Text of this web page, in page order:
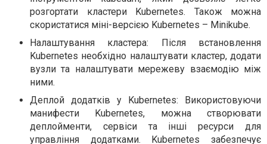
розгортати кластери Kubernetes. Також можна
скористатися міні-версією Kubernetes – Minikube.
Налаштування кластера: Після встановлення
Kubernetes необхідно налаштувати кластер, додати
вузли та налаштувати мережеву взаємодію між
ними.
Деплой додатків у Kubernetes: Використовуючи
манифести Kubernetes, можна створювати
деплойменти, сервіси та інші ресурси для
управління додатками. Kubernetes забезпечує